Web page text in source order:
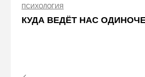
ПСИХОЛОГИЯ
КУДА ВЕДЁТ НАС
Slide